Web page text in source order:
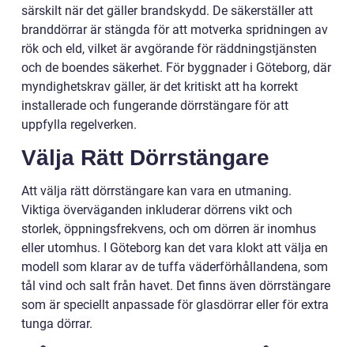
särskilt när det gäller brandskydd. De säkerställer att
branddörrar är stängda för att motverka spridningen av
rök och eld, vilket är avgörande för räddningstjänsten
och de boendes säkerhet. För byggnader i Göteborg, där
myndighetskrav gäller, är det kritiskt att ha korrekt
installerade och fungerande dörrstängare för att
uppfylla regelverken.
Välja Rätt Dörrstängare
Att välja rätt dörrstängare kan vara en utmaning.
Viktiga överväganden inkluderar dörrens vikt och
storlek, öppningsfrekvens, och om dörren är inomhus
eller utomhus. I Göteborg kan det vara klokt att välja en
modell som klarar av de tuffa väderförhållandena, som
tål vind och salt från havet. Det finns även dörrstängare
som är speciellt anpassade för glasdörrar eller för extra
tunga dörrar.